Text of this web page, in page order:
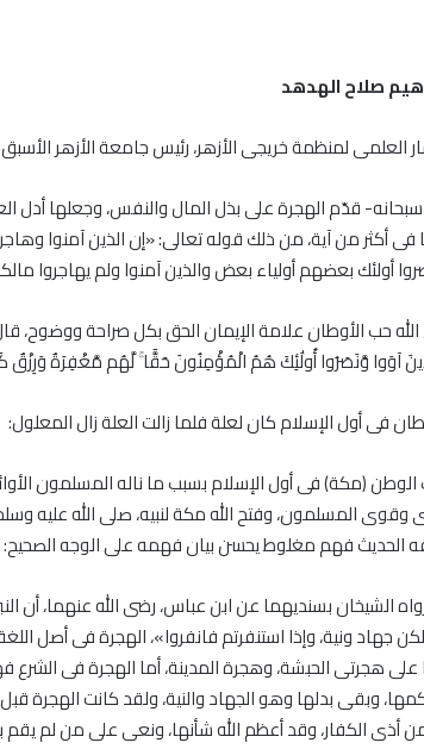
صلاح الهدهد
العلمى لمنظمة خريجى الأزهر، رئيس جامعة الأزهر الأسبق
قدّم الهجرة على بذل المال والنفس، وجعلها
فى أكثر من آية، من ذلك قوله تعالى: «إن الذين آمنوا
أولئك بعضهم أولياء بعض والذين آمنوا ولم يهاجروا
حب الأوطان علامة الإيمان الحق بكل صراحة ووضوح،
آوَوا وَّنَصَرُوا أُولَٰئِكَ هُمُ الْمُؤْمِنُونَ حَقًّا ۚ لَّهُم مَّغْفِرَةٌ وَرِزْقٌ
فى أول الإسلام كان لعلة فلما زالت العلة زال المعلول:
(مكة) فى أول الإسلام بسبب ما ناله المسلمون
وقوى المسلمون، وفتح الله مكة لنبيه، صلى الله عليه
الحديث فهم مغلوط يحسن بيان فهمه على الوجه الصحيح:
الشيخان بسنديهما عن ابن عباس، رضى الله عنهما، أن
جهاد ونية، وإذا استنفرتم فانفروا»، الهجرة فى أصل
على هجرتى الحبشة، وهجرة المدينة، أما الهجرة فى
وبقى بدلها وهو الجهاد والنية، ولقد كانت الهجرة
أذى الكفار، وقد أعظم الله شأنها، ونعى على من لم يقم
الملتقى الفكري
الهُويَّة
المجتمعي ومصدر
القرعة
2027..
وطرق
التسجيل
والشروط
الكاملة
الخميس, 6 أغسطس 2026
القرعة
التسجيل والشروط